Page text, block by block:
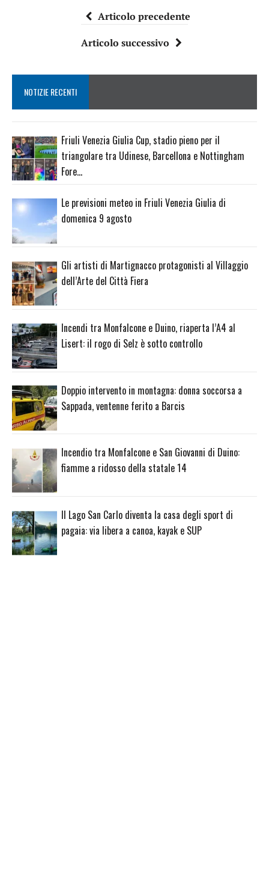
Articolo precedente
Articolo successivo
NOTIZIE RECENTI
Friuli Venezia Giulia Cup, stadio pieno per il
triangolare tra Udinese, Barcellona e Nottingham
Fore…
Le previsioni meteo in Friuli Venezia Giulia di
domenica 9 agosto
Gli artisti di Martignacco protagonisti al Villaggio
dell’Arte del Città Fiera
Incendi tra Monfalcone e Duino, riaperta l’A4 al
Lisert: il rogo di Selz è sotto controllo
Doppio intervento in montagna: donna soccorsa a
Sappada, ventenne ferito a Barcis
Incendio tra Monfalcone e San Giovanni di Duino:
fiamme a ridosso della statale 14
Il Lago San Carlo diventa la casa degli sport di
pagaia: via libera a canoa, kayak e SUP